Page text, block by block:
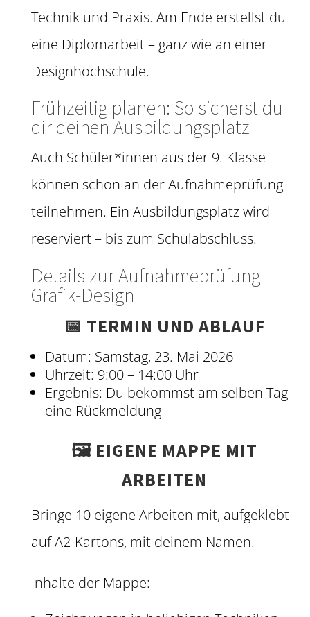
Technik und Praxis. Am Ende erstellst du
eine Diplomarbeit – ganz wie an einer
Designhochschule.
Frühzeitig planen: So sicherst du
dir deinen Ausbildungsplatz
Auch Schüler*innen aus der 9. Klasse
können schon an der Aufnahmeprüfung
teilnehmen. Ein Ausbildungsplatz wird
reserviert – bis zum Schulabschluss.
Details zur Aufnahmeprüfung
Grafik-Design
📅 TERMIN UND ABLAUF
Datum: Samstag, 23. Mai 2026
Uhrzeit: 9:00 – 14:00 Uhr
Ergebnis: Du bekommst am selben Tag
eine Rückmeldung
🖼️ EIGENE MAPPE MIT
ARBEITEN
Bringe 10 eigene Arbeiten mit, aufgeklebt
auf A2-Kartons, mit deinem Namen.
Inhalte der Mappe: